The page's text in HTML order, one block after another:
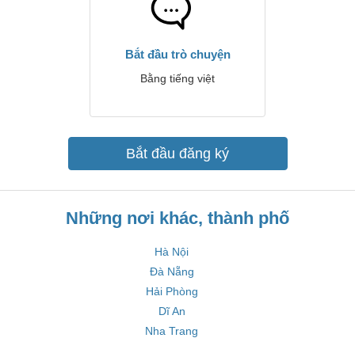
Bắt đầu trò chuyện
Bằng tiếng việt
Bắt đầu đăng ký
Những nơi khác, thành phố
Hà Nội
Đà Nẵng
Hải Phòng
Dĩ An
Nha Trang